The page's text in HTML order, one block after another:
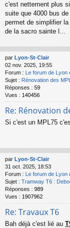
c'est nettement plus
suite que 4000 bus
permet de simplifier
de la sacro sainte l...
par Lyon-St-Clair
02 nov. 2025, 19:55
Forum : Le forum de Lyon
Sujet : Rénovation des
Réponses : 59
Vues : 140456
Re: Rénovation
Si c'est un MPL75
par Lyon-St-Clair
31 oct. 2025, 18:53
Forum : Le forum de Lyon
Sujet : Tramway T6 :
Réponses : 989
Vues : 1907962
Re: Travaux T6
Bah déjà c'est lié au